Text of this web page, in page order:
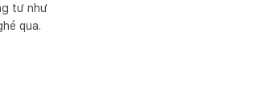
tư như
qua.